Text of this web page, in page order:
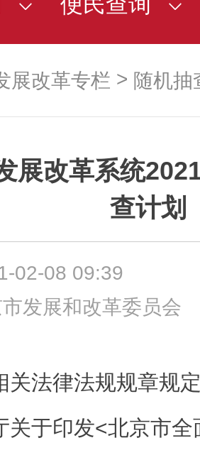
展改革专栏 > 随机抽
展改革系统
查计划
02-08 09:39
发展和改革委员会
关法律法规规章规
关于印发<北京市